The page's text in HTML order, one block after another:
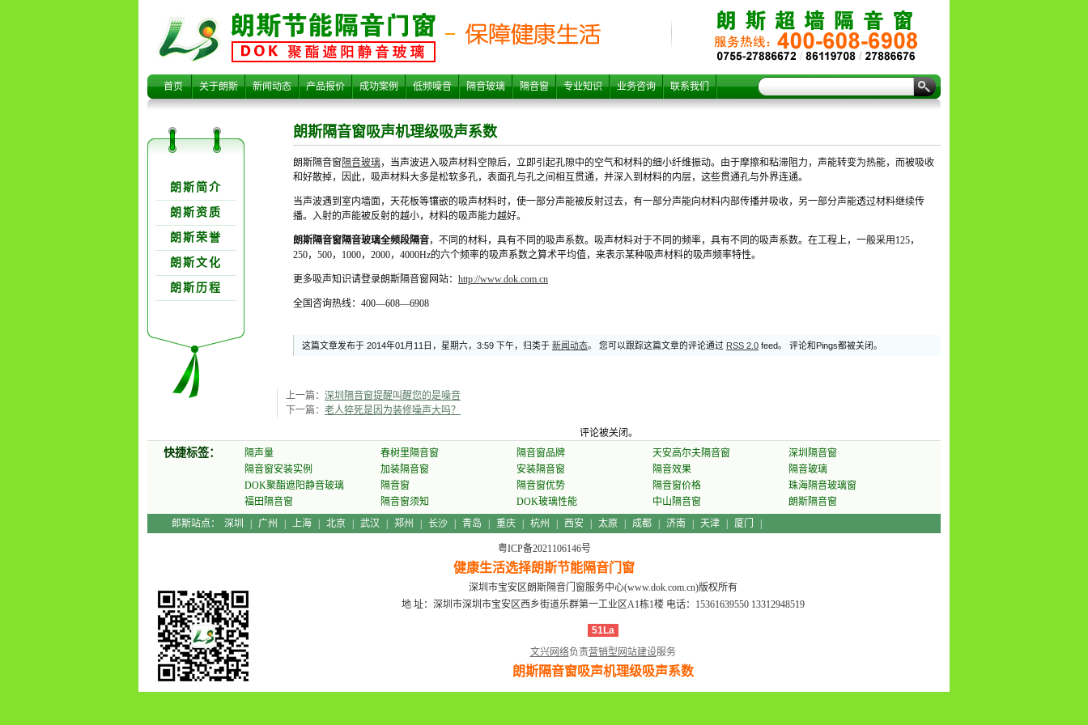
朗斯隔音窗吸声
机理级吸声系数
首页 关于朗斯 新闻动态 产品报价 成功案例 低频噪音 隔音玻璃 隔音窗 专业知识 业务咨询 联系我们
朗斯隔音窗吸声机理级吸声系数
朗斯隔音窗 隔音玻璃，当声波进入吸声材料空隙后，立即引起孔隙中的空气和材料的细小纤维振动。由于摩擦和粘滞阻力，声能转变为热能，而被吸收
和好散掉，因此，吸声材料大多是松软多孔，表面孔与孔之间相互贯通，并深入到材料的内层，这些贯通孔与外界连通。
当声波遇到室内墙面，天花板等镶嵌的吸声材料时，使一部分声能被反射过去，有一部分声能向材料内部传播并吸收，另一部分声能透过材料继续传
播。入射的声能被反射的越小，材料的吸声能力越好。
朗斯隔音窗隔音玻璃全频段隔音，不同的材料，具有不同的吸声系数。吸声材料对于不同的频率，具有不同的吸声系数。在工程上，一般采用125，
250，500，1000，2000，4000Hz的六个频率的吸声系数之算术平均值，来表示某种吸声材料的吸声频率特性。
更多吸声知识请登录朗斯隔音窗网站： http://www.dok.com.cn
全国咨询热线：400—608—6908
这篇文章发布于 2014年01月11日，星期六，3:59 下午，归类于 新闻动态。 您可以跟踪这篇文章的评论通过 RSS 2.0 feed。 评论和Pings都被关闭。
上一篇： 深圳隔音窗提醒叫醒您的是噪音
下一篇： 老人猝死是因为装修噪声大吗？
评论被关闭。
朗斯简介
朗斯资质
朗斯荣誉
朗斯文化
朗斯历程
快捷标签： 隔声量 春树里隔音窗 隔音窗品牌 天安高尔夫隔音窗
深圳隔音窗
隔音窗安装实例
加装隔音窗 安装隔音窗 隔音效果
隔音玻璃
DOK聚酯遮阳静音玻璃
隔音窗 隔音窗优势 隔音窗价格
珠海隔音玻璃窗
福田隔音窗
隔音窗须知 DOK玻璃性能 中山隔音窗
朗斯隔音窗
郎斯站点：
深圳 广州 上海 北京 武汉 郑州 长沙 青岛 重庆 杭州 西安 太原 成都 济南 天津 厦门
粤ICP备2021106146号
健康生活选择朗斯节能隔音门窗
深圳市宝安区朗斯隔音门窗服务中心(www.dok.com.cn)版权所有
地 址：深圳市深圳市宝安区西乡街道乐群第一工业区A1栋1楼 电话：15361639550 13312948519
51La
文兴网络负责营销型网站建设服务
朗斯隔音窗吸声机理级吸声系数